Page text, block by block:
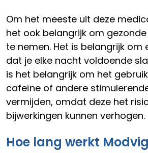
Om het meeste uit deze
het ook belangrijk om
te nemen. Het is belangrijk om
dat je elke nacht voldoende
is het belangrijk om het
cafeïne of andere
vermijden, omdat deze het
bijwerkingen kunnen verhogen.
Hoe lang werkt